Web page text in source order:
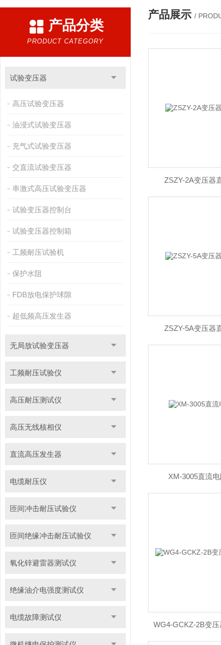
产品分类
PRODUCT CATEGORY
试验变压器
高压试验变压器
油浸式试验变压器
充气式试验变压器
交直流试验变压器
串激式高压试验变压器
试验变压器控制台
试验变压器控制箱
工频耐压试验机
保护水阻
FDB放电保护球隙
超低频高压发生器
无局放试验变压器
工频耐压试验仪
高压耐压测试仪
高压无线核相仪
直流高压发生器
电缆耐压仪
匝间冲击耐压试验仪
匝间绝缘冲击耐压试验仪
氧化锌避雷器测试仪
绝缘油介电强度测试仪
电缆故障测试仪
产品展示 /
ZSZY-2A变压器
ZSZY-5A变压器
XM-3005直流
WG4-GCKZ-2B变